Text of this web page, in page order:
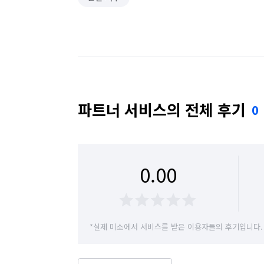
파트너 서비스의 전체 후기 0
0.00
*실제 미소에서 서비스를 받은 이용자들의 후기입니다.